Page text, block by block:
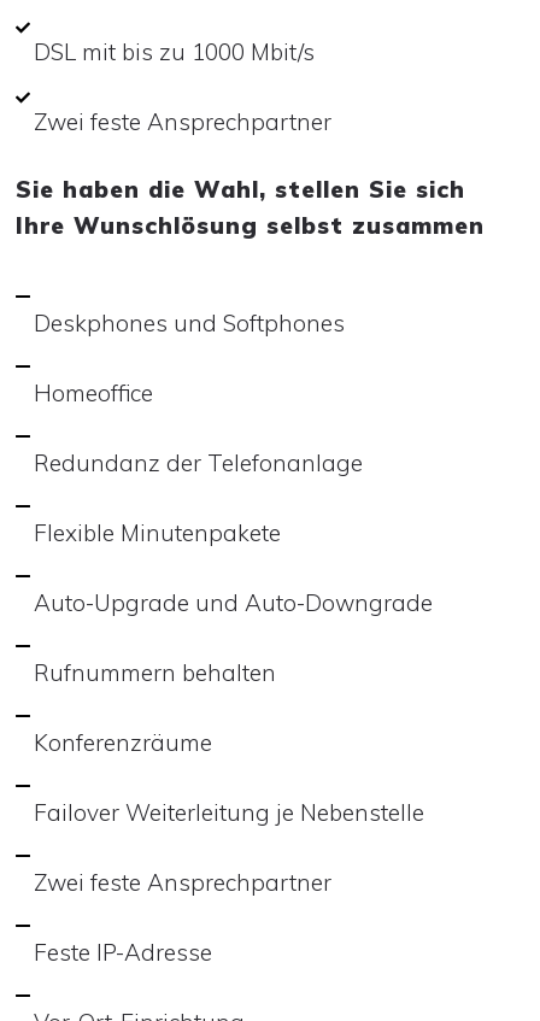
DSL mit bis zu 1000 Mbit/s
Zwei feste Ansprechpartner
Sie haben die Wahl, stellen Sie sich
Ihre Wunschlösung selbst zusammen
Deskphones und Softphones
Homeoffice
Redundanz der Telefonanlage
Flexible Minutenpakete
Auto-Upgrade und Auto-Downgrade
Rufnummern behalten
Konferenzräume
Failover Weiterleitung je Nebenstelle
Zwei feste Ansprechpartner
Feste IP-Adresse